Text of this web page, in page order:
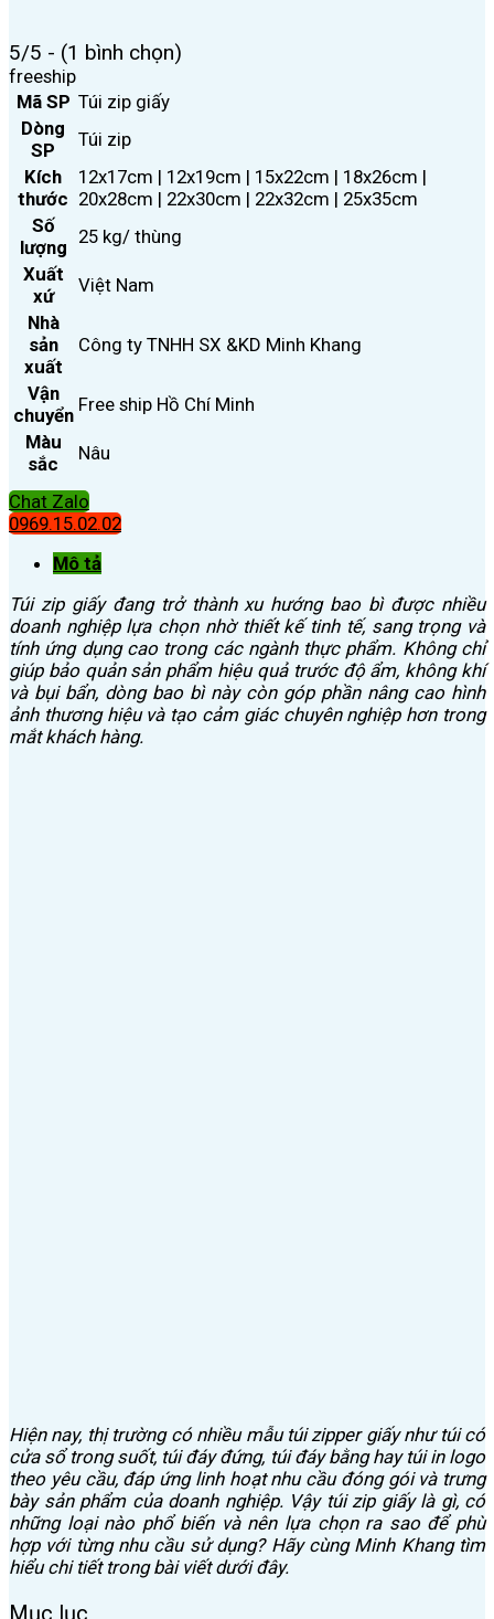
5/5 - (1 bình chọn)
freeship
Mã SP Túi zip giấy
Dòng
SP
Túi zip
Kích
thước
12x17cm | 12x19cm | 15x22cm | 18x26cm |
20x28cm | 22x30cm | 22x32cm | 25x35cm
Số
lượng 25 kg/ thùng
Xuất
xứ
Việt Nam
Nhà
sản
xuất
Công ty TNHH SX &KD Minh Khang
Vận
chuyển Free ship Hồ Chí Minh
Màu
sắc
Nâu
Chat Zalo
0969.15.02.02
Mô tả
Túi zip giấy đang trở thành xu hướng bao bì được nhiều
doanh nghiệp lựa chọn nhờ thiết kế tinh tế, sang trọng và
tính ứng dụng cao trong các ngành thực phẩm. Không chỉ
giúp bảo quản sản phẩm hiệu quả trước độ ẩm, không khí
và bụi bẩn, dòng bao bì này còn góp phần nâng cao hình
ảnh thương hiệu và tạo cảm giác chuyên nghiệp hơn trong
mắt khách hàng.
Hiện nay, thị trường có nhiều mẫu túi zipper giấy như túi có
cửa sổ trong suốt, túi đáy đứng, túi đáy bằng hay túi in logo
theo yêu cầu, đáp ứng linh hoạt nhu cầu đóng gói và trưng
bày sản phẩm của doanh nghiệp. Vậy túi zip giấy là gì, có
những loại nào phổ biến và nên lựa chọn ra sao để phù
hợp với từng nhu cầu sử dụng? Hãy cùng Minh Khang tìm
hiểu chi tiết trong bài viết dưới đây.
Mục lục